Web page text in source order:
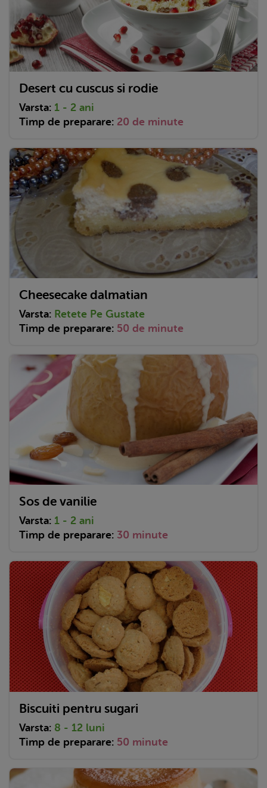
Desert cu cuscus si rodie
Varsta: 1 - 2 ani
Timp de preparare: 20 de minute
Cheesecake dalmatian
Varsta: Retete Pe Gustate
Timp de preparare: 50 de minute
Sos de vanilie
Varsta: 1 - 2 ani
Timp de preparare: 30 minute
Biscuiti pentru sugari
Varsta: 8 - 12 luni
Timp de preparare: 50 minute